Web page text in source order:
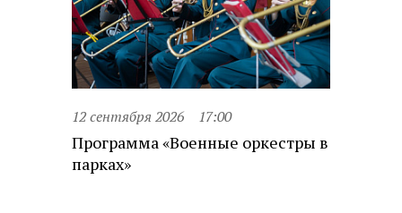
12 сентября 2026 17:00
Программа «Военные оркестры в
парках»